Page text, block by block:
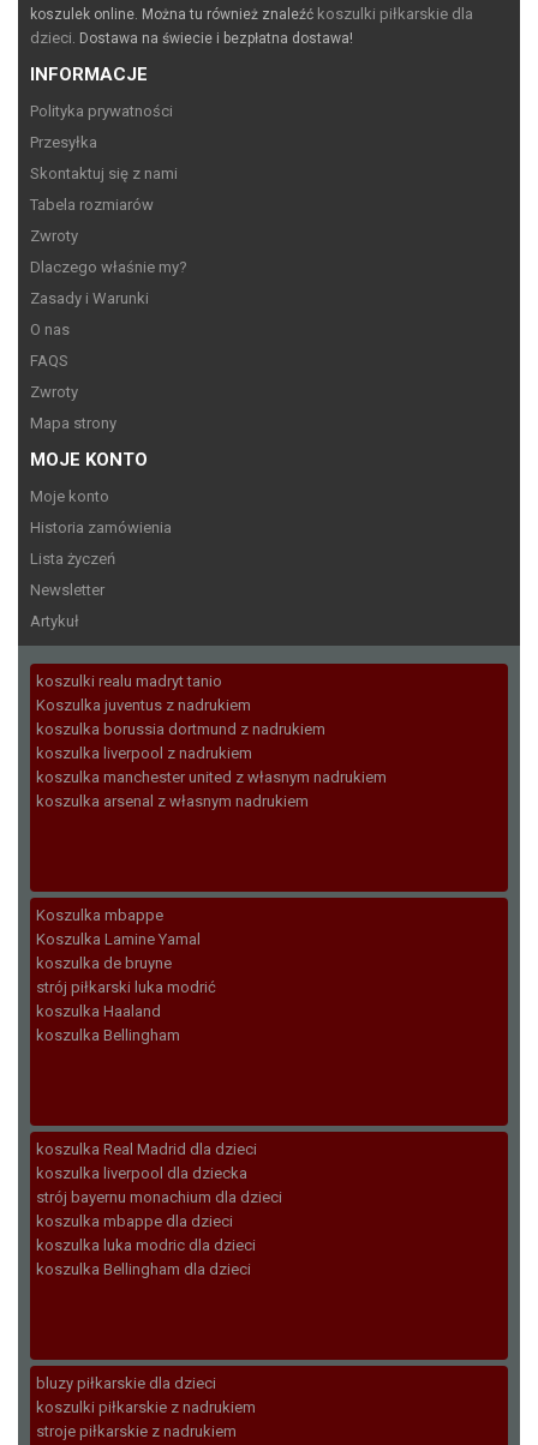
koszulek online. Można tu również znaleźć koszulki piłkarskie dla
dzieci. Dostawa na świecie i bezpłatna dostawa!
INFORMACJE
Polityka prywatności
Przesyłka
Skontaktuj się z nami
Tabela rozmiarów
Zwroty
Dlaczego właśnie my?
Zasady i Warunki
O nas
FAQS
Zwroty
Mapa strony
MOJE KONTO
Moje konto
Historia zamówienia
Lista życzeń
Newsletter
Artykuł
koszulki realu madryt tanio
Koszulka juventus z nadrukiem
koszulka borussia dortmund z nadrukiem
koszulka liverpool z nadrukiem
koszulka manchester united z własnym nadrukiem
koszulka arsenal z własnym nadrukiem
Koszulka mbappe
Koszulka Lamine Yamal
koszulka de bruyne
strój piłkarski luka modrić
koszulka Haaland
koszulka Bellingham
koszulka Real Madrid dla dzieci
koszulka liverpool dla dziecka
strój bayernu monachium dla dzieci
koszulka mbappe dla dzieci
koszulka luka modric dla dzieci
koszulka Bellingham dla dzieci
bluzy piłkarskie dla dzieci
koszulki piłkarskie z nadrukiem
stroje piłkarskie z nadrukiem